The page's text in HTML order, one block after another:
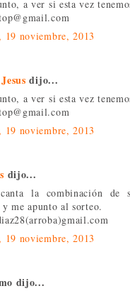
a ver si esta vez
19 noviembre, 2013
dijo...
a ver si esta vez
19 noviembre, 2013
dijo...
la combinación de
me apunto al sorteo.
19 noviembre, 2013
dijo...